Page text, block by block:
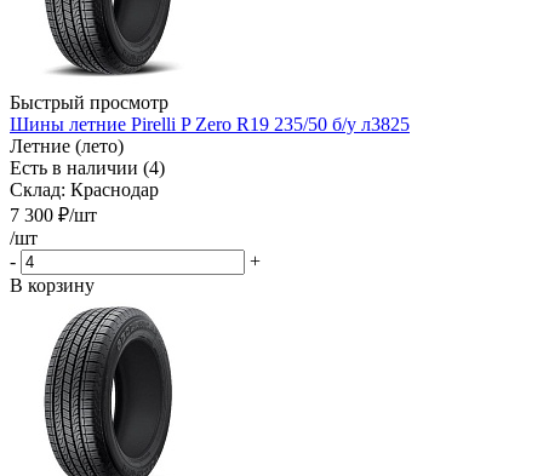
Быстрый просмотр
Шины летние Pirelli P Zero R19 235/50 б/у л3825
Летние (лето)
Есть в наличии (4)
Склад: Краснодар
7 300 ₽/шт
/шт
-
+
В корзину